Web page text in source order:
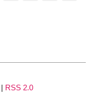
| RSS 2.0